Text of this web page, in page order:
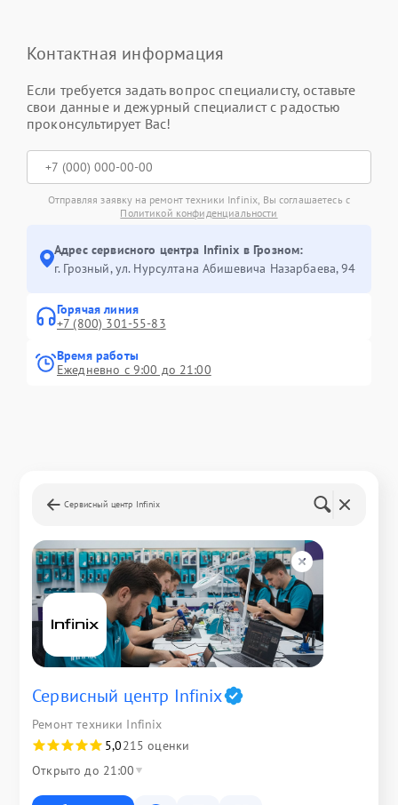
Контактная информация
Если требуется задать вопрос специалисту, оставьте
свои данные и дежурный специалист с радостью
проконсультирует Вас!
Отправляя заявку на ремонт техники Infinix, Вы соглашаетесь с
Политикой конфиденциальности
Адрес сервисного центра Infinix в Грозном:
г. Грозный, ул. Нурсултана Абишевича Назарбаева, 94
Горячая линия
+7 (800) 301-55-83
Время работы
Ежедневно с 9:00 до 21:00
Сервисный центр Infinix
Сервисный центр Infinix
Ремонт техники Infinix
5,0215 оценки
Открыто до 21:00